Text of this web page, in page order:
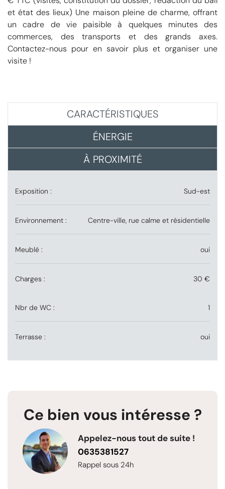
et état des lieux) Une maison pleine de charme, offrant
un cadre de vie paisible à quelques minutes des
commerces, des transports et des grands axes.
Contactez-nous pour en savoir plus et organiser une
visite !
CARACTÉRISTIQUES
ÉNERGIE
À PROXIMITÉ
Exposition : Sud-est
Environnement : Centre-ville, rue calme et résidentielle
Meublé : oui
Charges : 30 €
Nbr de WC : 1
Terrasse : oui
Ce bien vous intéresse ?
Appelez-nous tout de suite !
0635381527
Rappel sous 24h